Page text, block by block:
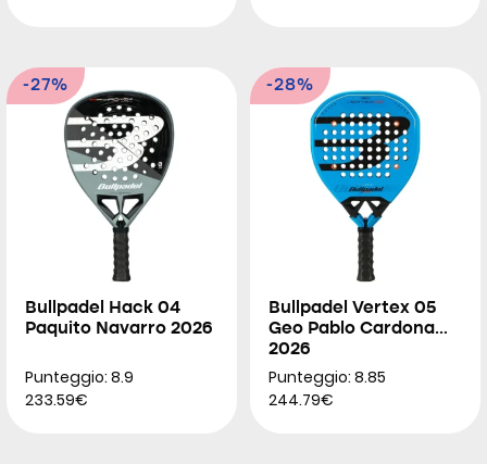
-27%
Bullpadel Hack 04
Paquito Navarro 2026
Punteggio: 8.9
233.59€
-28%
Bullpadel Vertex 05
Geo Pablo Cardona
2026
Punteggio: 8.85
244.79€